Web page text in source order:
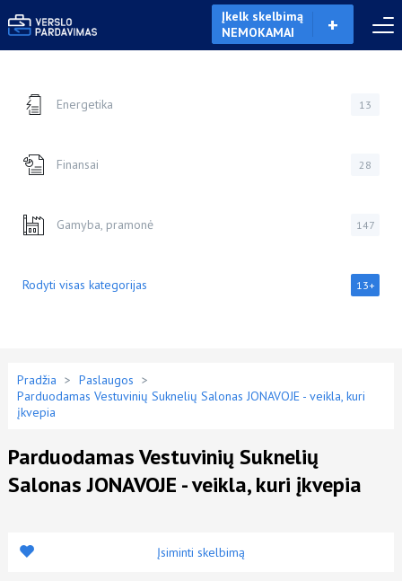
Įkelk skelbimą
NEMOKAMAI
Energetika 13
Finansai 28
Gamyba, pramonė 147
Rodyti visas kategorijas 13+
Pradžia > Paslaugos >
Parduodamas Vestuvinių Suknelių Salonas JONAVOJE - veikla, kuri
įkvepia
Parduodamas Vestuvinių Suknelių
Salonas JONAVOJE - veikla, kuri įkvepia
Įsiminti skelbimą